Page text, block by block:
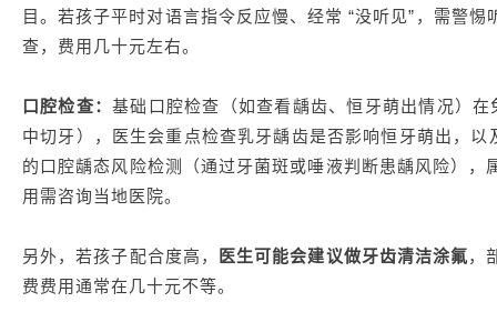
目。若孩子平时对语言指令反应慢、经常 “没听见”，需警
查，费用几十元左右。
口腔检查：基础口腔检查（如查看龋齿、恒牙萌出情况）
中切牙），医生会重点检查乳牙龋齿是否影响恒牙萌出，
的口腔龋态风险检测（通过牙菌斑或唾液判断患龋风险）
用需咨询当地医院。
另外，若孩子配合度高， 医生可能会建议做牙齿清洁涂氟，
费费用通常在几十元不等。